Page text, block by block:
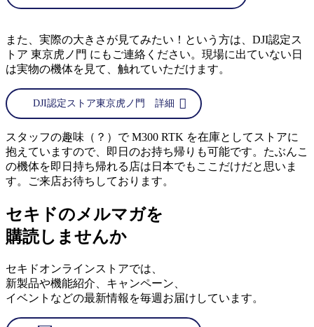
また、実際の大きさが見てみたい！という方は、DJI認定ス
トア 東京虎ノ門 にもご連絡ください。現場に出ていない日
は実物の機体を見て、触れていただけます。
DJI認定ストア東京虎ノ門 詳細
スタッフの趣味（？）で M300 RTK を在庫としてストアに
抱えていますので、即日のお持ち帰りも可能です。たぶんこ
の機体を即日持ち帰れる店は日本でもここだけだと思いま
す。ご来店お待ちしております。
セキドのメルマガを
購読しませんか
セキドオンラインストアでは、
新製品や機能紹介、キャンペーン、
イベントなどの最新情報を毎週お届けしています。